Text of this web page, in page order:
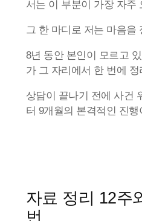
서는 이 부분이 가장 자주
그 한 마디로 저는 마음을
8년 동안 본인이 모르고
가 그 자리에서 한 번에
상담이 끝나기 전에 사건
터 9개월의 본격적인 진
자료 정리 12주
번